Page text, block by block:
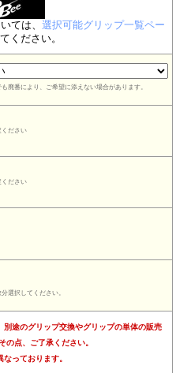
ては、 選択可能グリップ一覧ペー
ください。
廃番により、ご希望に添えない場合があります。
ください
ください
選択してください。
途のグリップ交換やグリップの単体の販売
の点、ご了承ください。
っております。